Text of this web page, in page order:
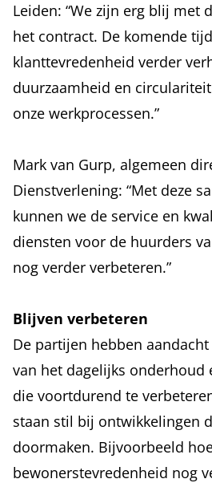
Leiden: “We zijn erg blij met
het contract. De komende
klanttevredenheid verder
duurzaamheid en
onze werkprocessen.”
Mark van Gurp, algemeen
Dienstverlening: “Met deze
kunnen we de service en
diensten voor de huurders
nog verder verbeteren.”
Blijven verbeteren
De partijen hebben
van het dagelijks onderhoud
die voortdurend te
staan stil bij ontwikkelingen
doormaken. Bijvoorbeeld
bewonerstevredenheid nog